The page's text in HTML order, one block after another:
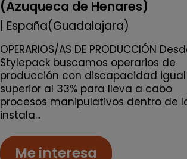
(Azuqueca de Henares)
| España(Guadalajara)
OPERARIOS/AS DE PRODUCCIÓN
Stylepack buscamos operarios de
producción con discapacidad
superior al 33% para lleva a cabo
procesos manipulativos dentro de
instala...
Me interesa